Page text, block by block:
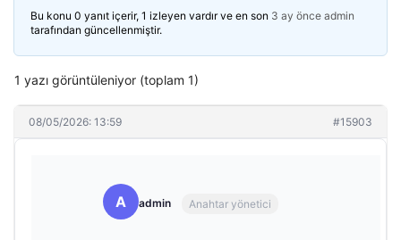
Bu konu 0 yanıt içerir, 1 izleyen vardır ve en son 3 ay önce admin
tarafından güncellenmiştir.
1 yazı görüntüleniyor (toplam 1)
08/05/2026: 13:59 #15903
A admin Anahtar yönetici